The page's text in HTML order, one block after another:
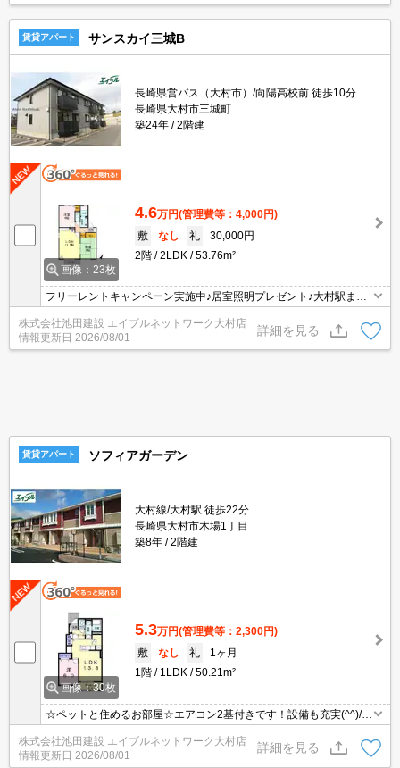
賃貸アパート サンスカイ三城B
長崎県営バス（大村市）/向陽高校前 徒歩10分
長崎県大村市三城町
築24年
2階建
画像：23枚
4.6万円(管理費等：4,000円)
敷
なし 礼
30,000円
2階
2LDK 53.76m²
フリーレントキャンペーン実施中♪居室照明プレゼント♪大村駅まで
家庭にもオススメの物件です♪♪
株式会社池田建設 エイブルネットワーク大村店
情報更新日 2026/08/01
詳細を見る
賃貸アパート ソフィアガーデン
大村線/大村駅 徒歩22分
長崎県大村市木場1丁目
築8年
2階建
画像：30枚
5.3万円(管理費等：2,300円)
敷
なし 礼
1ヶ月
1階
1LDK 50.21m²
☆ペットと住めるお部屋☆エアコン2基付きです！設備も充実(^^)/浴
室乾燥や追い焚き機能・TVモニターホン等欲しい設備が揃ってます
♪収納も多いのでペット用品も収納できますね♪
株式会社池田建設 エイブルネットワーク大村店
情報更新日 2026/08/01
詳細を見る